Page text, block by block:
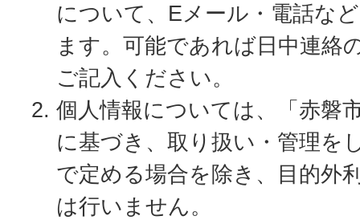
について、Eメール・電話な
ます。可能であれば日中連絡
ご記入ください。
個人情報については、「赤磐
に基づき、取り扱い・管理を
で定める場合を除き、目的外
は行いません。